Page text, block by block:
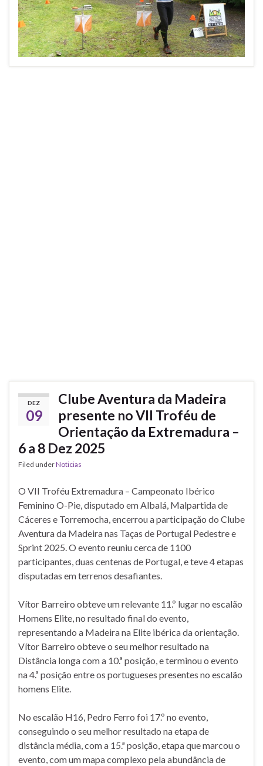
DEZ
09
Clube Aventura da Madeira
presente no VII Troféu de
Orientação da Extremadura –
6 a 8 Dez 2025
Filed underNoticias
O VII Troféu Extremadura – Campeonato Ibérico
Feminino O-Pie, disputado em Albalá, Malpartida de
Cáceres e Torremocha, encerrou a participação do Clube
Aventura da Madeira nas Taças de Portugal Pedestre e
Sprint 2025. O evento reuniu cerca de 1100
participantes, duas centenas de Portugal, e teve 4 etapas
disputadas em terrenos desafiantes.
Vítor Barreiro obteve um relevante 11.º lugar no escalão
Homens Elite, no resultado final do evento,
representando a Madeira na Elite ibérica da orientação.
Vítor Barreiro obteve o seu melhor resultado na
Distância longa com a 10.ª posição, e terminou o evento
na 4.ª posição entre os portugueses presentes no escalão
homens Elite.
No escalão H16, Pedro Ferro foi 17.º no evento,
conseguindo o seu melhor resultado na etapa de
distância média, com a 15.ª posição, etapa que marcou o
evento, com um mapa complexo pela abundância de